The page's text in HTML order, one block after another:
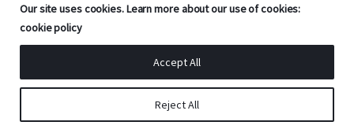
Our site uses cookies. Learn more about our use of cookies:
cookie policy
Reject All
Accept All
Copyright © 2026 Good Doctor. All rights reserved.